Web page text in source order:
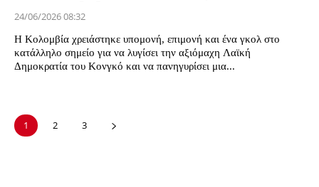
24/06/2026 08:32
Η Κολομβία χρειάστηκε υπομονή, επιμονή και ένα γκολ στο
κατάλληλο σημείο για να λυγίσει την αξιόμαχη Λαϊκή
Δημοκρατία του Κονγκό και να πανηγυρίσει μια...
1 2 3